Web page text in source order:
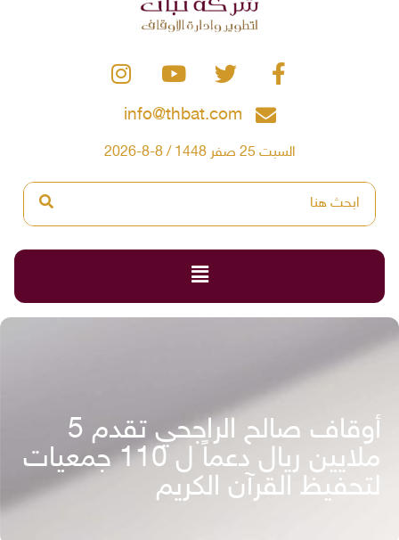
info@thbat.com
السبت 25 صفر 1448 / 8-8-2026
أوقاف صالح الراجحي تقدم 5
ملايين ريال دعماً ل 110 جمعيات
لتحفيظ القرآن الكريم